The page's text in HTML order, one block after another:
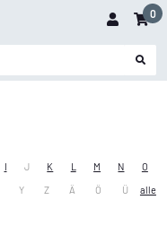
0
I J K L M N
O
Y Z Ä Ö Ü alle